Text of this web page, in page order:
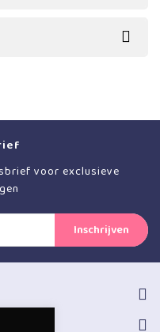
voor exclusieve